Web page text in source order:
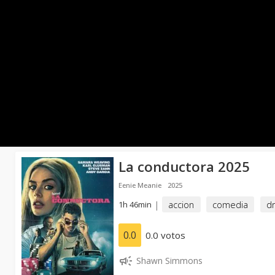
La conductora 2025
Eenie Meanie 2025
1h 46min | accion comedia
0.0 0.0 votos
Shawn Simmons